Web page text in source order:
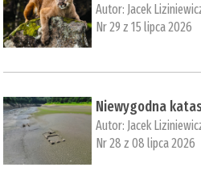
Autor: Jacek
Nr 29 z 15 lipca 2026
Niewygodna
Autor: Jacek
Nr 28 z 08 lipca 2026